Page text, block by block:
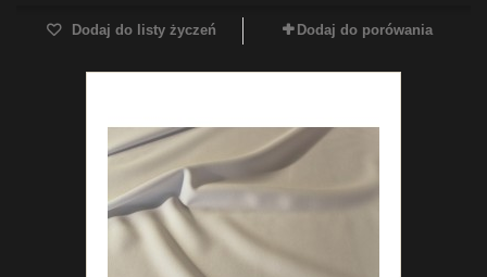
Dodaj do listy życzeń Dodaj do porówania